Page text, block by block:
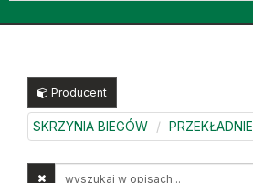
Producent
SKRZYNIA BIEGÓW PRZEKŁADNIE